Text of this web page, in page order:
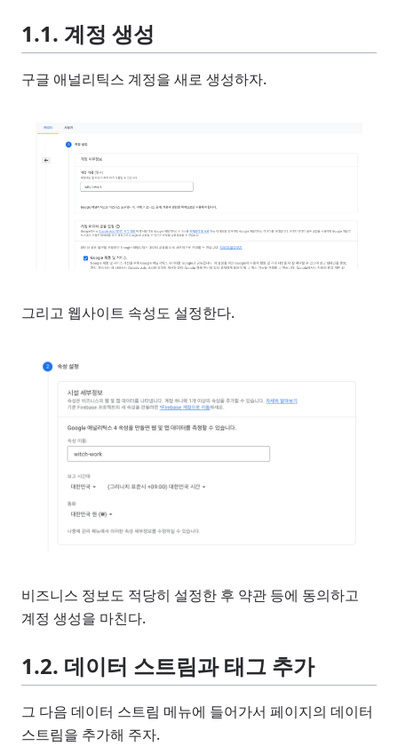
1.1. 계정 생성
구글 애널리틱스 계정을 새로 생성하자.
그리고 웹사이트 속성도 설정한다.
비즈니스 정보도 적당히 설정한 후 약관 등에 동의하고
계정 생성을 마친다.
1.2. 데이터 스트림과 태그 추가
그 다음 데이터 스트림 메뉴에 들어가서 페이지의 데이터
스트림을 추가해 주자.